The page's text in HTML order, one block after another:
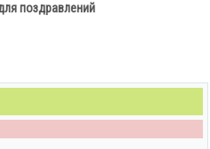
поздравлений